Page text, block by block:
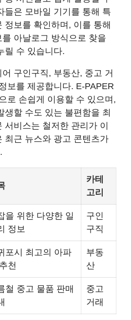
들은 모바일 기기를 통해 특
정보를 확인하며, 이를 통해
아날로그 방식으로 찾을
릴 수 있습니다.
구인구직, 부동산, 중고 거
보를 제공합니다. E-PAPER
로 손쉽게 이용할 수 있으며,
생할 수도 있는 불편함을 최
서비스는 철저한 관리가 이
최근 뉴스와 광고 콘텐츠가
카테
고리
을 위한 다양한 일
정보
구인
구직
포시 최고의 아파
천
부동
산
철 중고 물품 판매
중고
거래